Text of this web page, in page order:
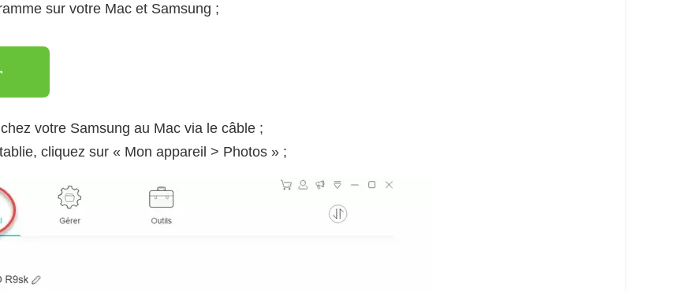
sur votre Mac et Samsung ;
votre Samsung au Mac via le câble ;
cliquez sur « Mon appareil > Photos » ;